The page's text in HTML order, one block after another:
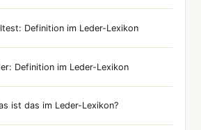
Definition im Leder-Lexikon
Definition im Leder-Lexikon
ist das im Leder-Lexikon?